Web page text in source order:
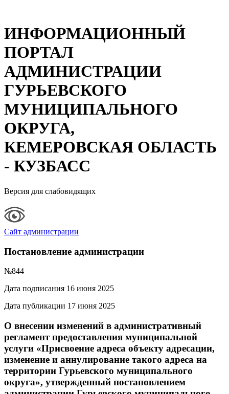
ИНФОРМАЦИОННЫЙ
ПОРТАЛ
АДМИНИСТРАЦИИ
ГУРЬЕВСКОГО
МУНИЦИПАЛЬНОГО
ОКРУГА,
КЕМЕРОВСКАЯ ОБЛАСТЬ
- КУЗБАСС
Версия для слабовидящих
Сайт администрации
Постановление администрации
№844
Дата подписания 16 июня 2025
Дата публикации 17 июня 2025
О внесении изменений в административный
регламент предоставления муниципальной
услуги «Присвоение адреса объекту адресации,
изменение и аннулирование такого адреса на
территории Гурьевского муниципального
округа», утвержденный постановлением